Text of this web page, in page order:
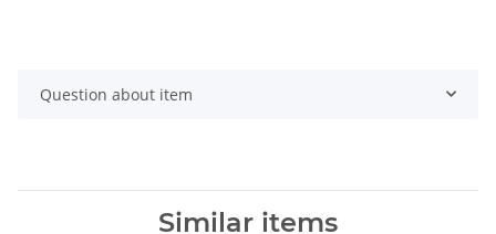
Question about item
Similar items